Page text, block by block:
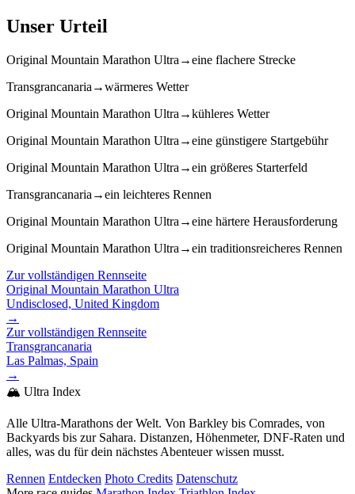
Unser Urteil
Original Mountain Marathon Ultra →eine flachere Strecke
Transgrancanaria →wärmeres Wetter
Original Mountain Marathon Ultra →kühleres Wetter
Original Mountain Marathon Ultra →eine günstigere Startgebühr
Original Mountain Marathon Ultra →ein größeres Starterfeld
Transgrancanaria →ein leichteres Rennen
Original Mountain Marathon Ultra →eine härtere Herausforderung
Original Mountain Marathon Ultra →ein traditionsreicheres Rennen
Zur vollständigen Rennseite
Original Mountain Marathon Ultra
Undisclosed, United Kingdom
→
Zur vollständigen Rennseite
Transgrancanaria
Las Palmas, Spain
→
🏔️ Ultra Index
Alle Ultra-Marathons der Welt. Von Barkley bis Comrades, von
Backyards bis zur Sahara. Distanzen, Höhenmeter, DNF-Raten und
alles, was du für dein nächstes Abenteuer wissen musst.
Rennen Entdecken Photo Credits Datenschutz